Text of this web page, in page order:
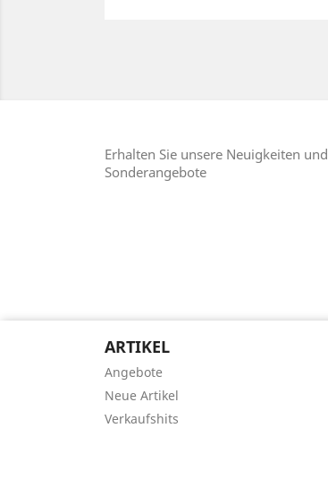
Erhalten Sie unsere Neuigkeiten und
Sonderangebote
ARTIKEL
Angebote
Neue Artikel
Verkaufshits